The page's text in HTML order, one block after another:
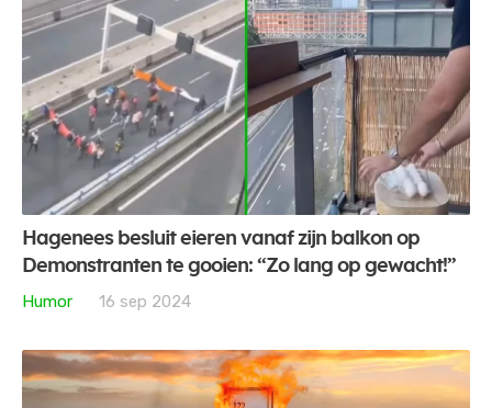
Hagenees besluit eieren vanaf zijn balkon op
Demonstranten te gooien: “Zo lang op gewacht!”
Humor
16 sep 2024